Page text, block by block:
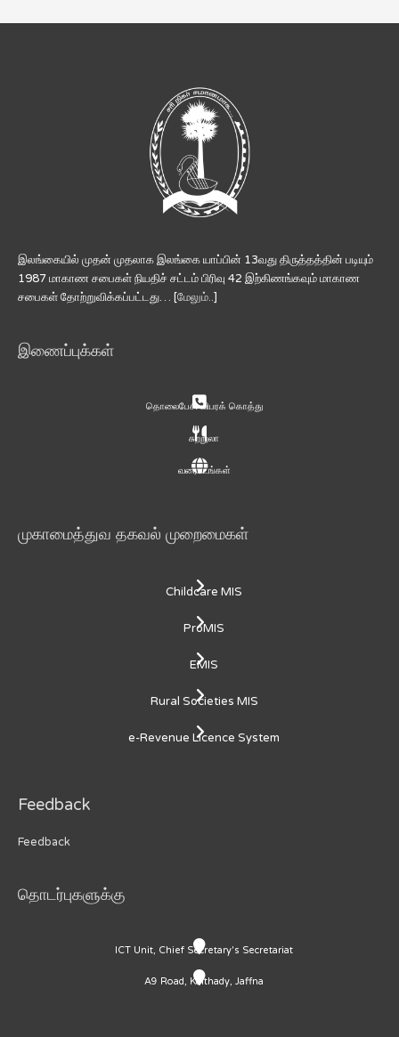
இலங்கையில் முதன் முதலாக இலங்கை யாப்பின் 13வது திருத்தத்தின் படியும்
1987 மாகாண சபைகள் நியதிச் சட்டம் பிரிவு 42 இற்கிணங்கவும் மாகாண
சபைகள் தோற்றுவிக்கப்பட்டது… [மேலும்..]
இணைப்புக்கள்
தொலைபேசி விபரக் கொத்து
சுற்றுலா
வரைபடங்கள்
முகாமைத்துவ தகவல் முறைமைகள்
Childcare MIS
ProMIS
EMIS
Rural Societies MIS
e-Revenue Licence System
Feedback
Feedback
தொடர்புகளுக்கு
ICT Unit, Chief Secretary's Secretariat
A9 Road, Kaithady, Jaffna